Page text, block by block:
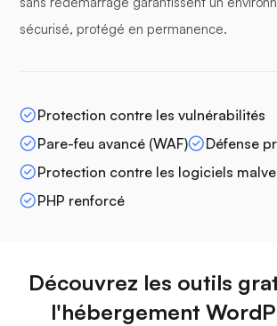
sécurisé, protégé en permanence.
Protection contre les vulnérabilités
Pare-feu avancé (WAF)
Défense
Protection contre les logiciels
PHP renforcé
Découvrez les outils
l'hébergement